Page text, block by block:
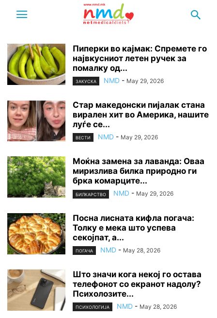
Пиперки во кајмак: Спремете го
највкусниот летен ручек за
помалку од...
ЗАКУСКА NMD - May 29, 2026
Стар македонски пијалак стана
вирален хит во Америка, нашите
луѓе се...
ВЕСТИ NMD - May 29, 2026
Моќна замена за лаванда: Оваа
миризлива билка природно ги
брка комарците...
БИЛКАРСТВО NMD - May 29, 2026
Посна лисната кифла погача:
Толку е мека што успева
секојпат, а...
ПОГАЧА NMD - May 28, 2026
Што значи кога некој го остава
телефонот со екранот надолу?
Психолозите...
ПСИХОЛОГИЈА NMD - May 28, 2026